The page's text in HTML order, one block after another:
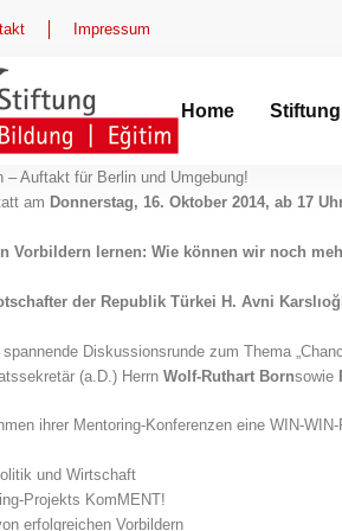
Impressum
Home Stiftung
– Auftakt für Berlin und Umgebung!
am Donnerstag, 16. Oktober 2014, ab 17
Vorbildern lernen: Wie können wir noch
der Republik Türkei H. Avni
Diskussionsrunde zum Thema
(a.D.) Herrn Wolf-Ruthart Bornsowie
ihrer Mentoring-Konferenzen eine WIN-
und Wirtschaft
Projekts KomMENT!
erfolgreichen Vorbildern